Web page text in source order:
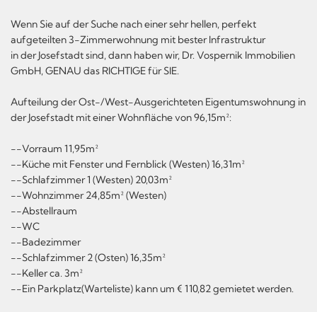
Wenn Sie auf der Suche nach einer sehr hellen, perfekt
aufgeteilten 3-Zimmerwohnung mit bester Infrastruktur
in der Josefstadt sind, dann haben wir, Dr. Vospernik Immobilien
GmbH, GENAU das RICHTIGE für SIE.
Aufteilung der Ost-/West-Ausgerichteten Eigentumswohnung in
der Josefstadt mit einer Wohnfläche von 96,15m²:
--Vorraum 11,95m²
--Küche mit Fenster und Fernblick (Westen) 16,31m²
--Schlafzimmer 1 (Westen) 20,03m²
--Wohnzimmer 24,85m² (Westen)
--Abstellraum
--WC
--Badezimmer
--Schlafzimmer 2 (Osten) 16,35m²
--Keller ca. 3m²
--Ein Parkplatz(Warteliste) kann um € 110,82 gemietet werden.